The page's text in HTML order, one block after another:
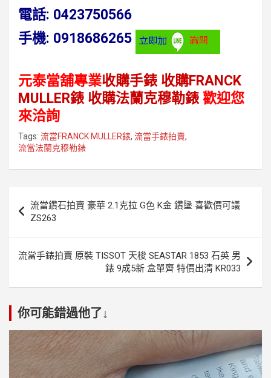
電話: 0423750566
手機: 0918686265
元泰當舖專業收購手錶 收購FRANCK
MULLER錶 收購法蘭克穆勒錶歡迎您
來洽詢
Tags: 流當FRANCK MULLER錶, 流當手錶拍賣,
流當法蘭克穆勒錶
章
導
覽
流當鑽石拍賣 豪華 2.1克拉 G色 K金 鑽墬 喜歡價可議
ZS263
流當手錶拍賣 原裝 TISSOT 天梭 SEASTAR 1853 石英 男
錶 9成5新 盒單齊 特價出清 KR033
你可能錯過他了↓